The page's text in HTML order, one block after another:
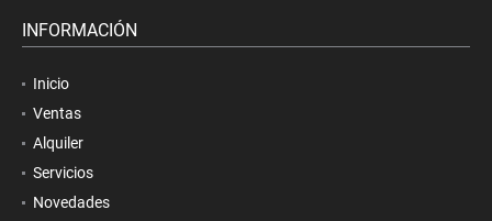
INFORMACIÓN
Inicio
Ventas
Alquiler
Servicios
Novedades